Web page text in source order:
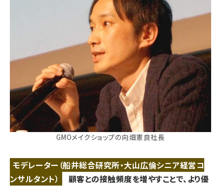
GMOメイクショップの向畑憲良社長
モデレーター（船井総合研究所・大山広倫シニア経営コ
ンサルタント）
顧客との接触頻度を増やすことで、より優